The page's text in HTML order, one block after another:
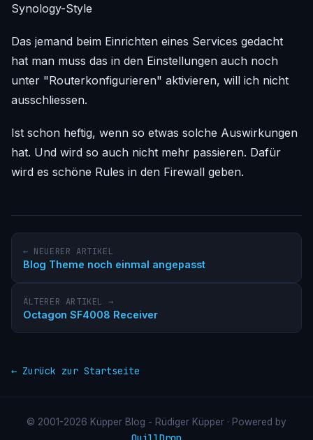
Synology-Style
Das jemand beim Einrichten eines Services gedacht
hat man muss das in den Einstellungen auch noch
unter "Routerkonfigurieren" aktivieren, will ich nicht
ausschliessen.
Ist schon heftig, wenn so etwas solche Auswirkungen
hat. Und wird so auch nicht mehr passieren. Dafür
wird es schöne Rules in den Firewall geben.
← NEUERER ARTIKEL
Blog Theme noch einmal angepasst
ÄLTERER ARTIKEL →
Octagon SF4008 Receiver
← Zurück zur Startseite
© 2001-2026 Küpper Blog - Rüdiger Küpper · Powered by